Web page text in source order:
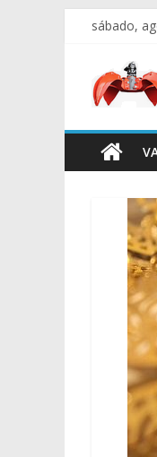
Saltar
contenido
sábado,
–
de
vender
Chatarra